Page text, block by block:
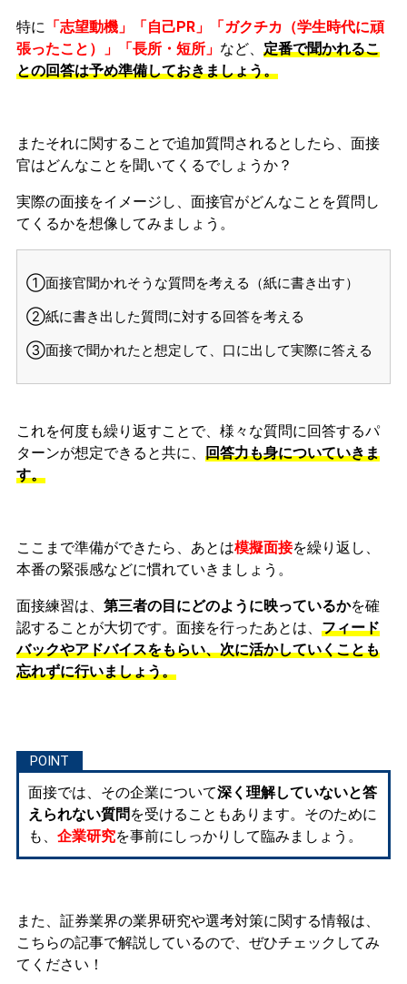
特に 「志望動機」「自己PR」「ガクチカ（学生時代に頑
張ったこと）」「長所・短所」 など、 定番で聞かれるこ
との回答は予め準備しておきましょう。
またそれに関することで追加質問されるとしたら、面接
官はどんなことを聞いてくるでしょうか？
実際の面接をイメージし、面接官がどんなことを質問し
てくるかを想像してみましょう。
①面接官聞かれそうな質問を考える（紙に書き出す）
②紙に書き出した質問に対する回答を考える
③面接で聞かれたと想定して、口に出して実際に答える
これを何度も繰り返すことで、様々な質問に回答するパ
ターンが想定できると共に、 回答力も身についていきま
す。
ここまで準備ができたら、あとは模擬面接を繰り返し、
本番の緊張感などに慣れていきましょう。
面接練習は、 第三者の目にどのように映っているかを確
認することが大切です。面接を行ったあとは、 フィード
バックやアドバイスをもらい、次に活かしていくことも
忘れずに行いましょう。
面接では、その企業について深く理解していないと答
えられない質問 を受けることもあります。そのために
も、 企業研究を事前にしっかりして臨みましょう。
また、証券業界の業界研究や選考対策に関する情報は、
こちらの記事で解説しているので、ぜひチェックしてみ
てください！